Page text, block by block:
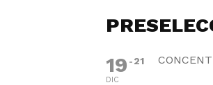
19
DIC
21